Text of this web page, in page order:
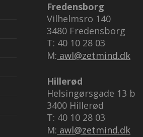
Fredensborg
Vilhelmsro 140
3480 Fredensborg
T: 40 10 28 03
M: awl@zetmind.dk
Hillerød
Helsingørsgade 13 b
3400 Hillerød
T: 40 10 28 03
M: awl@zetmind.dk